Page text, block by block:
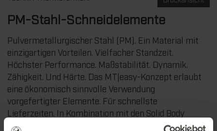
PM-Stahl-Schneidelemente
Pulvermetallurgischer Stahl (PM). Ein Material mit
einzigartigen Vorteilen. Vielfacher Standzeit.
Höchster Performance. Maßstabilität. Dynamik.
Zähigkeit. Und Härte. Das MT|easy-Konzept erlaubt
eine ökonomisch sinnvolle Verwendung
vorgefertigter Elemente. Für schnellste
Lieferzeiten. In Kombination mit den Solid Body
Aluminiumwerkzeugen erreichen wir maximalen